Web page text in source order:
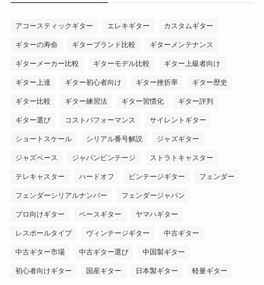
アコースティックギター エレキギター カスタムギター
ギターの寿命 ギターブランド比較 ギターメンテナンス
ギターメーカー比較 ギターモデル比較 ギター上級者向け
ギター上達 ギター初心者向け ギター挫折率 ギター歴史
ギター比較 ギター練習法 ギター習慣化 ギター評判
ギター選び コストパフォーマンス サイレントギター
ショートスケール シリアル番号解説 ジャズギター
ジャズベース ジャパンビンテージ ストラトキャスター
テレキャスター ハードオフ ビンテージギター フェンダー
フェンダーシリアルナンバー フェンダージャパン
プロ向けギター ベースギター ヤマハギター
レスポールタイプ ヴィンテージギター 中古ギター
中古ギター市場 中古ギター選び 中国製ギター
初心者向けギター 国産ギター 日本製ギター 軽量ギター